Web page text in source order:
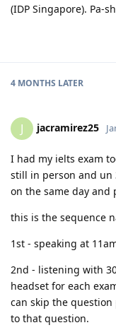
(IDP Singapore). Pa-
4 MONTHS LATER
J jacramirez25
I had my ielts exam
still in person and un
on the same day and
this is the sequence
1st - speaking at
2nd - listening with
headset for each
can skip the
to that question.